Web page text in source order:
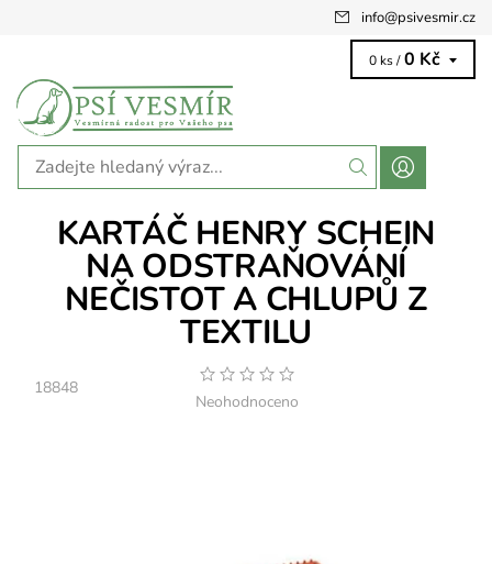
info@psivesmir.cz
0 ks / 0 Kč
KARTÁČ HENRY SCHEIN
NA ODSTRAŇOVÁNÍ
NEČISTOT A CHLUPŮ Z
TEXTILU
18848
Neohodnoceno